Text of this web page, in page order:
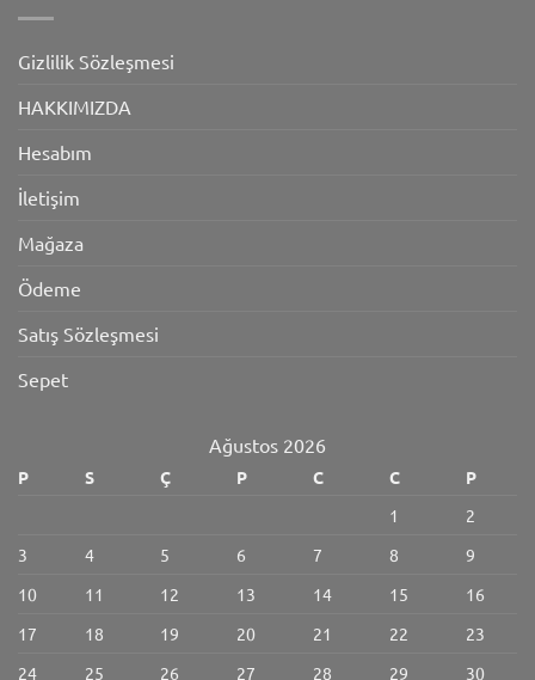
Gizlilik Sözleşmesi
HAKKIMIZDA
Hesabım
İletişim
Mağaza
Ödeme
Satış Sözleşmesi
Sepet
Ağustos 2026
P S Ç P C C
P
1
2
3
4 5 6 7 8
9
10
11 12 13 14 15
16
17
18 19 20 21 22
23
24
25 26 27 28 29 30